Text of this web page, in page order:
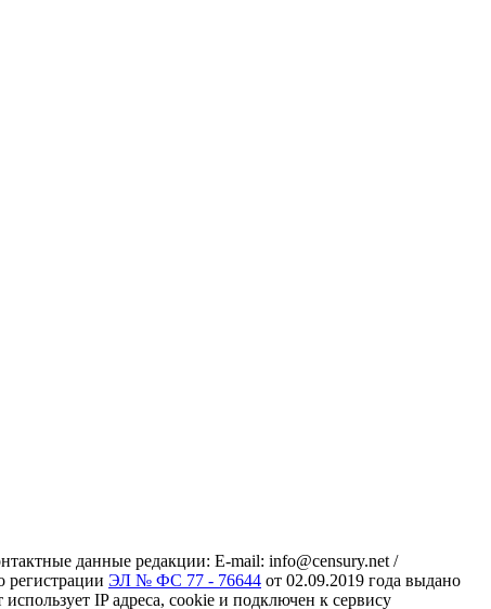
данные редакции: E-mail: info@censury.net /
регистрации ЭЛ № ФС 77 - 76644 от 02.09.2019 года выдано
IP адреса, cookie и подключен к сервису